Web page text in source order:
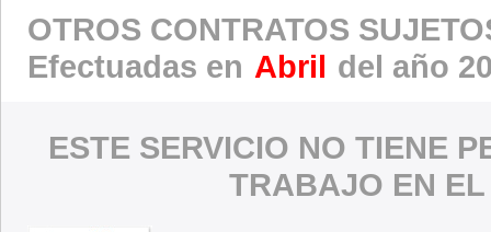
OTROS CONTRATOS
Efectuadas en Abril del año
ESTE SERVICIO NO TIENE
TRABAJO EN